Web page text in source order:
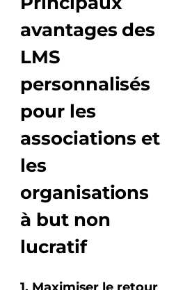
avantages des
LMS
personnalisés
pour les
associations et
les
organisations
à but non
lucratif